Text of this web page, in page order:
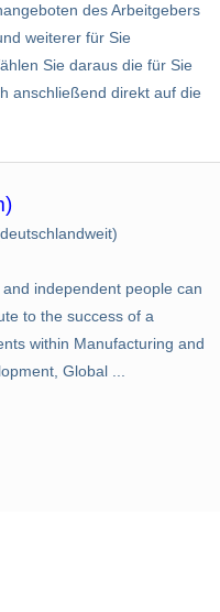
des Arbeitgebers
weiterer für Sie
Sie daraus die für Sie
anschließend direkt auf die
independent people can
to the success of a
within Manufacturing and
Global ...